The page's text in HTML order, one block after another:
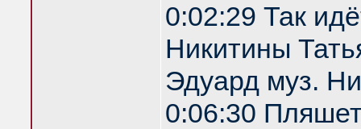
0:02:29 Так
Никитины
Эдуард муз.
0:06:30